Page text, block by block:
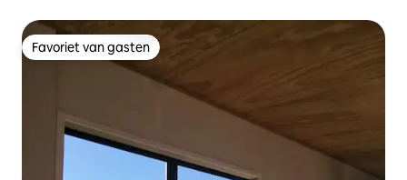
Favoriet van gasten
Favoriet van gasten